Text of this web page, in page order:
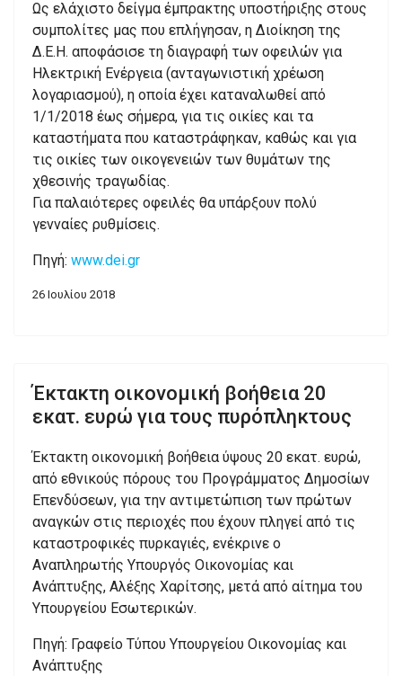
Ως ελάχιστο δείγμα έμπρακτης υποστήριξης στους
συμπολίτες μας που επλήγησαν, η Διοίκηση της
Δ.Ε.Η. αποφάσισε τη διαγραφή των οφειλών για
Ηλεκτρική Ενέργεια (ανταγωνιστική χρέωση
λογαριασμού), η οποία έχει καταναλωθεί από
1/1/2018 έως σήμερα, για τις οικίες και τα
καταστήματα που καταστράφηκαν, καθώς και για
τις οικίες των οικογενειών των θυμάτων της
χθεσινής τραγωδίας.
Για παλαιότερες οφειλές θα υπάρξουν πολύ
γενναίες ρυθμίσεις.
Πηγή: www.dei.gr
26 Ιουλίου 2018
Έκτακτη οικονομική βοήθεια 20
εκατ. ευρώ για τους πυρόπληκτους
Έκτακτη οικονομική βοήθεια ύψους 20 εκατ. ευρώ,
από εθνικούς πόρους του Προγράμματος Δημοσίων
Επενδύσεων, για την αντιμετώπιση των πρώτων
αναγκών στις περιοχές που έχουν πληγεί από τις
καταστροφικές πυρκαγιές, ενέκρινε ο
Αναπληρωτής Υπουργός Οικονομίας και
Ανάπτυξης, Αλέξης Χαρίτσης, μετά από αίτημα του
Υπουργείου Εσωτερικών.
Πηγή: Γραφείo Τύπου Υπουργείου Οικονομίας και
Ανάπτυξης